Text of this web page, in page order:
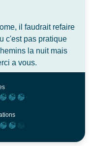
il faudrait refaire
c'est pas pratique
la nuit mais
a vous.